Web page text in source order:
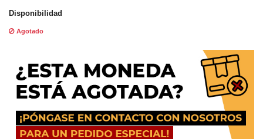
Disponibilidad
Agotado